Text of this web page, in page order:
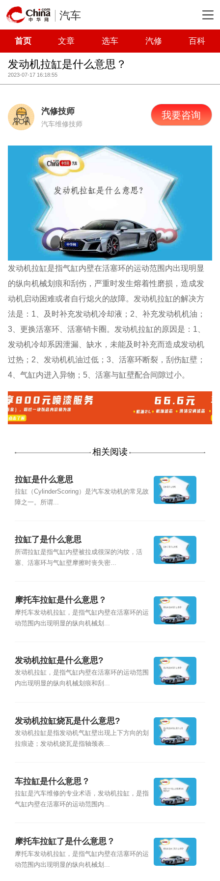
汽车
首页 文章 选车 汽修 百科
发动机拉缸是什么意思？
2023-07-17 16:18:55
汽修技师
汽车维修技师
我要咨询
发动机拉缸是指气缸内壁在活塞环的运动范围内出现明显
的纵向机械划痕和刮伤，严重时发生熔着性磨损，造成发
动机启动困难或者自行熄火的故障。发动机拉缸的解决方
法是：1、及时补充发动机冷却液；2、补充发动机机油；
3、更换活塞环、活塞销卡圈。发动机拉缸的原因是：1、
发动机冷却系因泄漏、缺水，未能及时补充而造成发动机
过热；2、发动机机油过低；3、活塞环断裂，刮伤缸壁；
4、气缸内进入异物；5、活塞与缸壁配合间隙过小。
相关阅读
拉缸是什么意思
拉缸（CylinderScoring）是汽车发动机的常见故
障之一。所谓...
拉缸了是什么意思
所谓拉缸是指气缸内壁被拉成很深的沟纹，活
塞、活塞环与气缸壁摩擦时丧失密...
摩托车拉缸是什么意思？
摩托车发动机拉缸，是指气缸内壁在活塞环的运
动范围内出现明显的纵向机械划...
发动机拉缸是什么意思?
发动机拉缸，是指气缸内壁在活塞环的运动范围
内出现明显的纵向机械划痕和刮...
发动机拉缸烧瓦是什么意思?
发动机拉缸是指发动机气缸壁出现上下方向的划
拉痕迹；发动机烧瓦是指轴颈表...
车拉缸是什么意思？
拉缸是汽车维修的专业术语，发动机拉缸，是指
气缸内壁在活塞环的运动范围内...
摩托车拉缸了是什么意思？
摩托车发动机拉缸，是指气缸内壁在活塞环的运
动范围内出现明显的纵向机械划...